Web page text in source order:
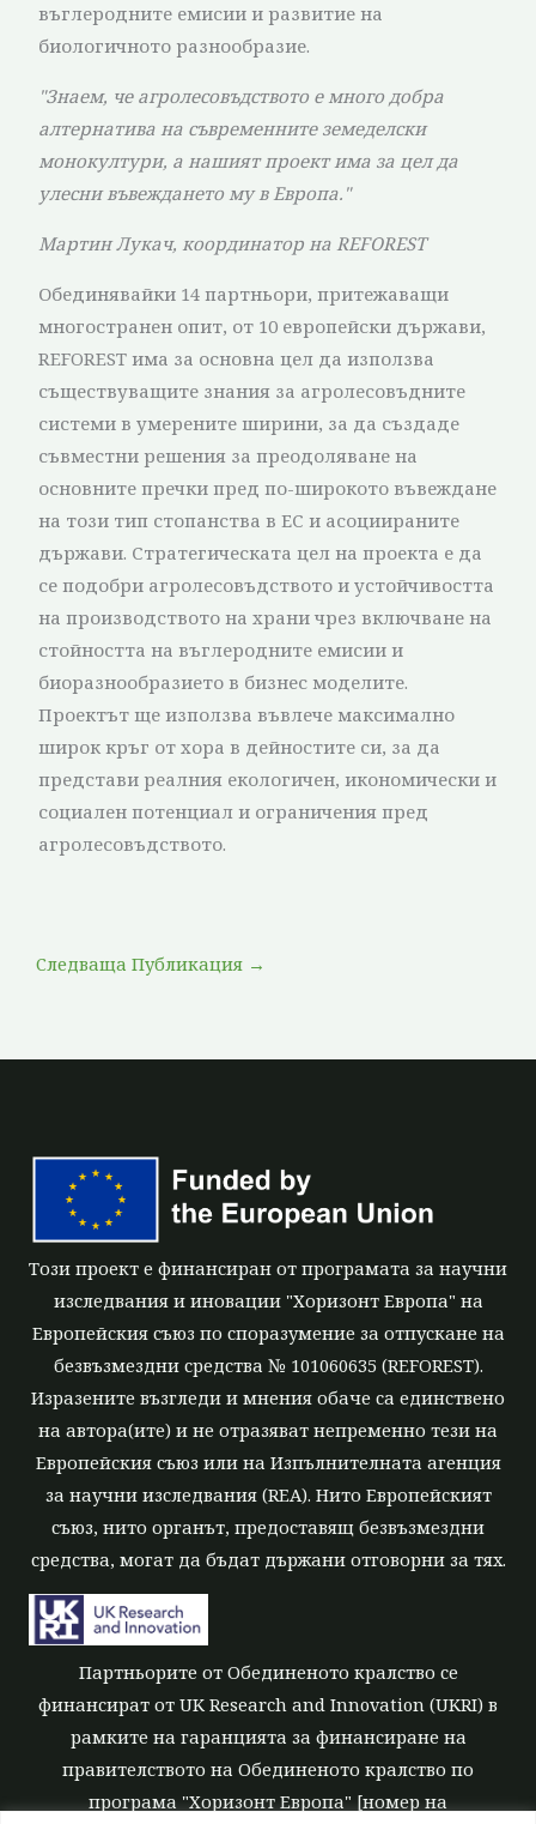
въглеродните емисии и развитие на
биологичното разнообразие.
"Знаем, че агролесовъдството е много добра
алтернатива на съвременните земеделски
монокултури, а нашият проект има за цел да
улесни въвеждането му в Европа."
Мартин Лукач, координатор на REFOREST
Обединявайки 14 партньори, притежаващи
многостранен опит, от 10 европейски държави,
REFOREST има за основна цел да използва
съществуващите знания за агролесовъдните
системи в умерените ширини, за да създаде
съвместни решения за преодоляване на
основните пречки пред по-широкото въвеждане
на този тип стопанства в ЕС и асоциираните
държави. Стратегическата цел на проекта е да
се подобри агролесовъдството и устойчивостта
на производството на храни чрез включване на
стойността на въглеродните емисии и
биоразнообразието в бизнес моделите.
Проектът ще използва въвлече максимално
широк кръг от хора в дейностите си, за да
представи реалния екологичен, икономически и
социален потенциал и ограничения пред
агролесовъдството.
Следваща Публикация →
Този проект е финансиран от програмата за научни
изследвания и иновации "Хоризонт Европа" на
Европейския съюз по споразумение за отпускане на
безвъзмездни средства № 101060635 (REFOREST).
Изразените възгледи и мнения обаче са единствено
на автора(ите) и не отразяват непременно тези на
Европейския съюз или на Изпълнителната агенция
за научни изследвания (REA). Нито Европейският
съюз, нито органът, предоставящ безвъзмездни
средства, могат да бъдат държани отговорни за тях.
Партньорите от Обединеното кралство се
финансират от UK Research and Innovation (UKRI) в
рамките на гаранцията за финансиране на
правителството на Обединеното кралство по
програма "Хоризонт Европа" [номер на